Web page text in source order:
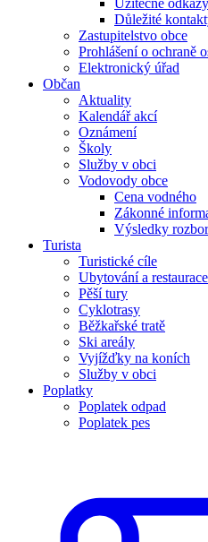
Užitečné odkazy
Důležité
Zastupitelstvo obce
Prohlášení o ochraně
Elektronický úřad
Občan
Aktuality
Kalendář akcí
Oznámení
Školy
Služby v obci
Vodovody obce
Cena vodného
Zákonné
Výsledky
Turista
Turistické cíle
Ubytování a restaurace
Pěší tury
Cyklotrasy
Běžkařské tratě
Ski areály
Vyjížďky na koních
Služby v obci
Poplatky
Poplatek odpad
Poplatek pes